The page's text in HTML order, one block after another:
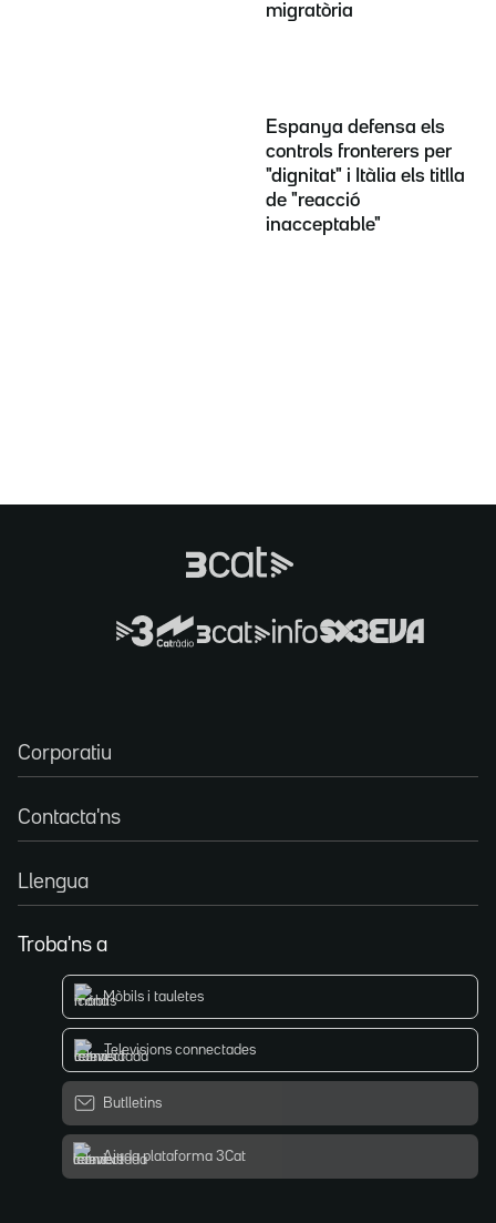
migratòria
Espanya defensa els
controls fronterers per
"dignitat" i Itàlia els titlla
de "reacció
inacceptable"
Corporatiu
Contacta'ns
Llengua
Troba'ns a
Mòbils i tauletes
Televisions connectades
Butlletins
Ajuda plataforma 3Cat